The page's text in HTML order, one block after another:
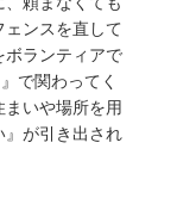
ンスを直して
ボランティアで
で関わってく
いや場所を用
』が引き出され